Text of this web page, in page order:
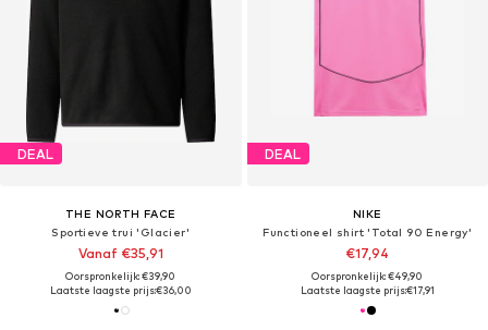
DEAL
THE NORTH FACE
Sportieve trui 'Glacier'
Vanaf €35,91
Oorspronkelijk: €39,90
Laatste laagste prijs:€36,00
DEAL
NIKE
Functioneel shirt 'Total 90 Energy'
€17,94
Oorspronkelijk: €49,90
Laatste laagste prijs:€17,91